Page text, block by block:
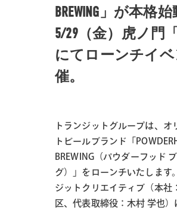
BREWING」が本格始
5/29（金）虎ノ門「
にてローンチイベ
催。
トランジットグループは、オ
トビールブランド「
BREWING（パウダーフッド
グ）」をローンチいたします
ジットクリエイティブ（本社
区、代表取締役：木村 学也